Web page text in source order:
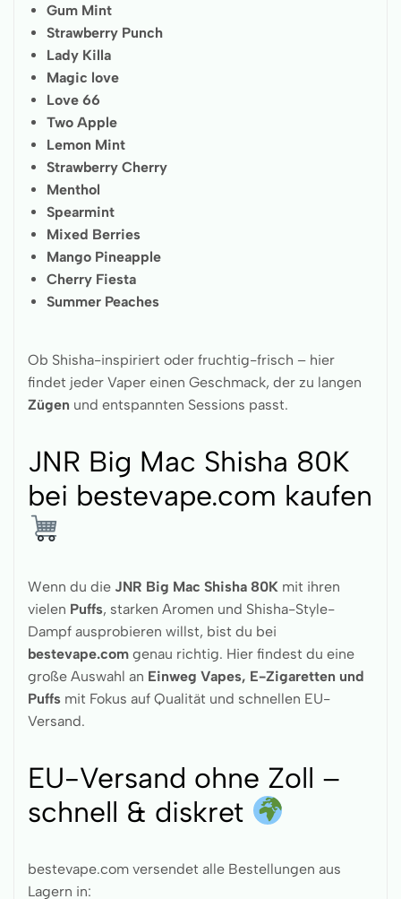
Gum Mint
Strawberry Punch
Lady Killa
Magic love
Love 66
Two Apple
Lemon Mint
Strawberry Cherry
Menthol
Spearmint
Mixed Berries
Mango Pineapple
Cherry Fiesta
Summer Peaches
Ob Shisha-inspiriert oder fruchtig-frisch – hier
findet jeder Vaper einen Geschmack, der zu langen
Zügen und entspannten Sessions passt.
JNR Big Mac Shisha 80K
bei bestevape.com kaufen
Wenn du die JNR Big Mac Shisha 80K mit ihren
vielen Puffs, starken Aromen und Shisha-Style-
Dampf ausprobieren willst, bist du bei
bestevape.com genau richtig. Hier findest du eine
große Auswahl an Einweg Vapes, E-Zigaretten und
Puffs mit Fokus auf Qualität und schnellen EU-
Versand.
EU-Versand ohne Zoll –
schnell & diskret
bestevape.com versendet alle Bestellungen aus
Lagern in: